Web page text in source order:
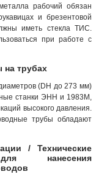
рабочий обязан
и брезентовой
иметь стекла ТИС.
при работе с
на трубах
(DH до 273 мм)
станки ЭНН и 1983М,
высокого давления.
трубы обладают
/ Технические
нанесения